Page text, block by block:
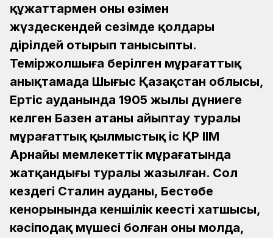
құжаттармен оның өзімен
жүздескендей сезімде қолдары
дірілдей отырып танысыпты.
Теміржолшыға берілген мұрағаттық
анықтамада Шығыс Қазақстан облысы,
Ертіс ауданында 1905 жылы дүниеге
келген Базен атаны айыптау туралы
мұрағаттық қылмыстық іс ҚР ІІМ
Арнайы мемлекеттік мұрағатында
жатқандығы туралы жазылған. Сол
кездегі Сталин ауданы, Бестөбе
кенорынында кеншілік кеңестің хатшысы,
кәсіподақ мүшесі болған оның молда,